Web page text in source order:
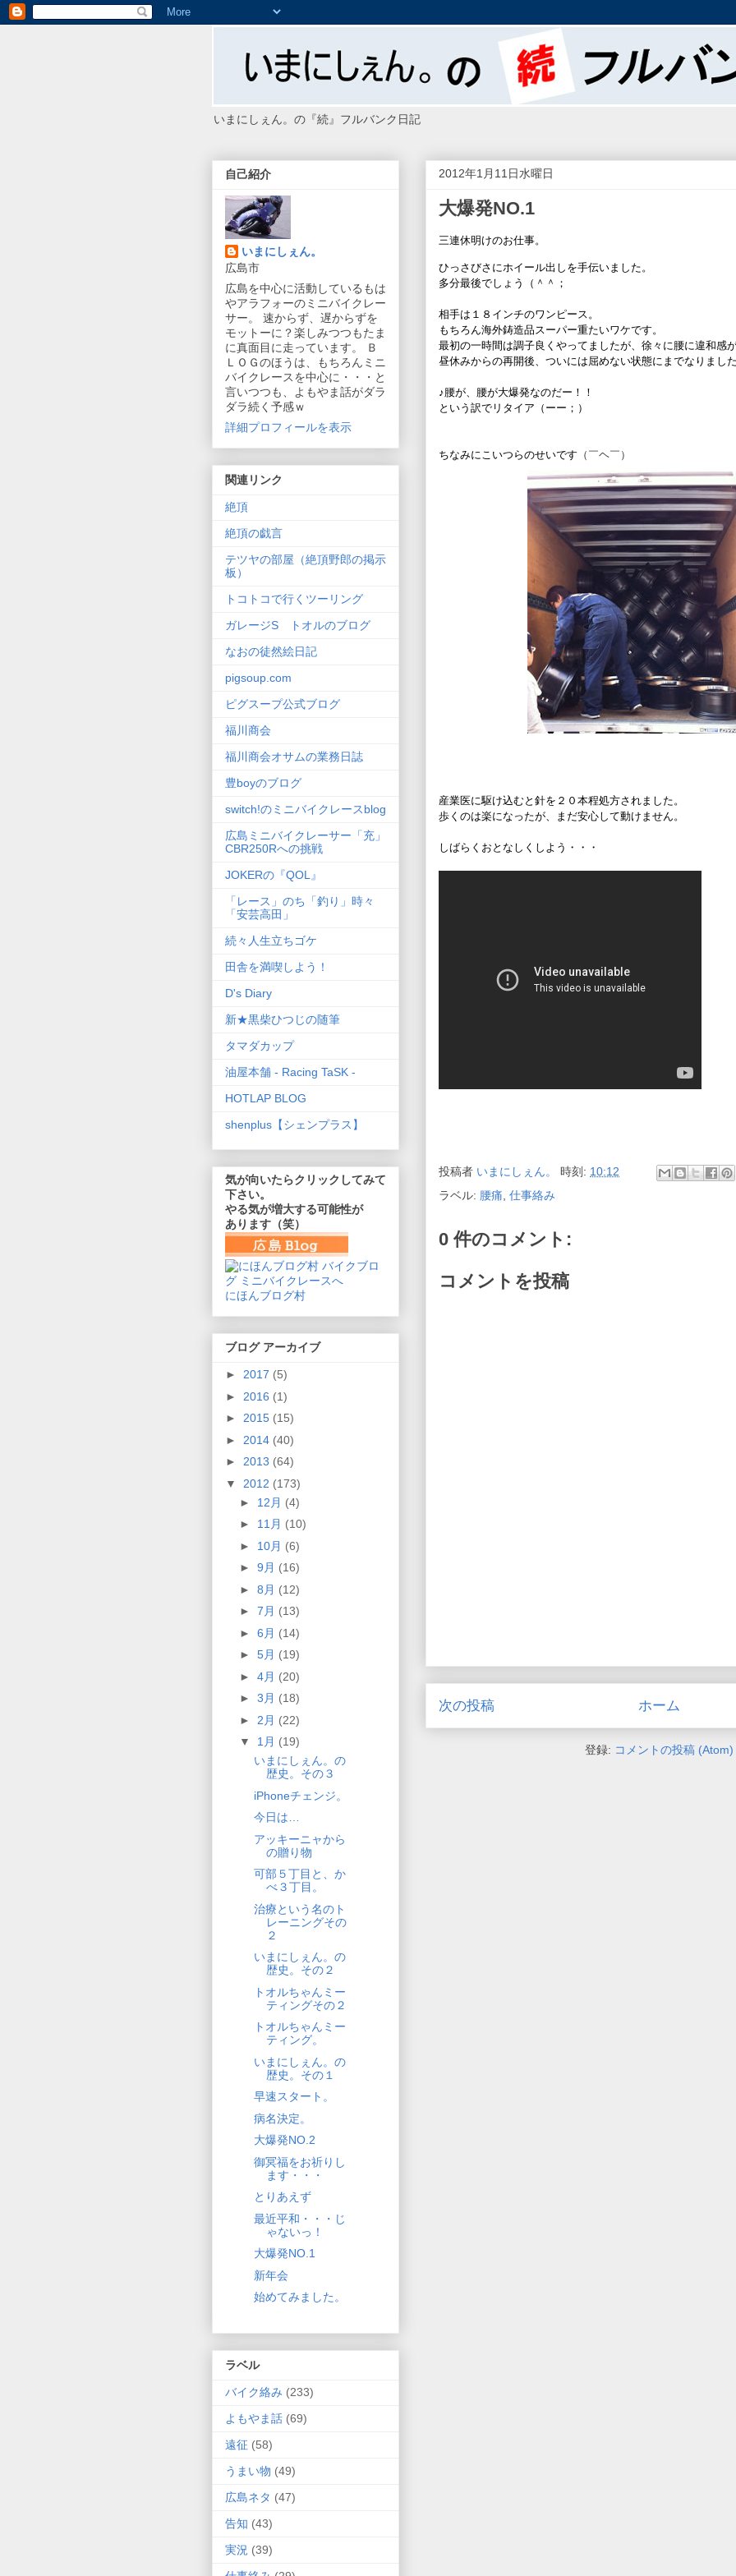
いまにしぇん。の『続』フルバンク日記
2012年1月11日水曜日
大爆発NO.1
三連休明けのお仕事。
ひっさびさにホイール出しを手伝いました。
多分最後でしょう（＾＾；
相手は１８インチのワンピース。
もちろん海外鋳造品スーパー重たいワケです。
最初の一時間は調子良くやってましたが、徐々に腰に違和感
昼休みからの再開後、ついには屈めない状態にまでなりまし
♪腰が、腰が大爆発なのだー！！
という訳でリタイア（ーー；）
ちなみにこいつらのせいです （￣ヘ￣）
産業医に駆け込むと針を２０本程処方されました。
歩くのは楽になったが、まだ安心して動けません。
しばらくおとなしくしよう・・・
投稿者 いまにしぇん。 時刻: 10:12
ラベル: 腰痛 仕事絡み
0 件のコメント:
コメントを投稿
次の投稿 ホーム
登録: コメントの投稿 (Atom)
自己紹介
いまにしぇん。
広島市
広島を中心に活動しているもは
やアラフォーのミニバイクレー
サー。 速からず、遅からずを
モットーに？楽しみつつもたま
に真面目に走っています。 Ｂ
ＬＯＧのほうは、もちろんミニ
バイクレースを中心に・・・と
言いつつも、よもやま話がダラ
ダラ続く予感ｗ
詳細プロフィールを表示
関連リンク
絶頂
絶頂の戯言
テツヤの部屋（絶頂野郎の掲示
板）
トコトコで行くツーリング
ガレージS トオルのブログ
なおの徒然絵日記
pigsoup.com
ピグスープ公式ブログ
福川商会
福川商会オサムの業務日誌
豊boyのブログ
switch!のミニバイクレースblog
広島ミニバイクレーサー「充」
CBR250Rへの挑戦
JOKERの『QOL』
「レース」のち「釣り」時々
「安芸高田」
続々人生立ちゴケ
田舎を満喫しよう！
D's Diary
新★黒柴ひつじの随筆
タマダカップ
油屋本舗 - Racing TaSK -
HOTLAP BLOG
shenplus【シェンプラス】
気が向いたらクリックしてみて
下さい。
やる気が増大する可能性が
あります（笑）
にほんブログ村
ブログ アーカイブ
► 2017 (5)
► 2016 (1)
► 2015 (15)
► 2014 (40)
► 2013 (64)
▼ 2012 (173)
► 12月 (4)
► 11月 (10)
► 10月 (6)
► 9月 (16)
► 8月 (12)
► 7月 (13)
► 6月 (14)
► 5月 (19)
► 4月 (20)
► 3月 (18)
► 2月 (22)
▼ 1月 (19)
いまにしぇん。の
歴史。その３
iPhoneチェンジ。
今日は…
アッキーニャから
の贈り物
可部５丁目と、か
べ３丁目。
治療という名のト
レーニングその
２
いまにしぇん。の
歴史。その２
トオルちゃんミー
ティングその２
トオルちゃんミー
ティング。
いまにしぇん。の
歴史。その１
早速スタート。
病名決定。
大爆発NO.2
御冥福をお祈りし
ます・・・
とりあえず
最近平和・・・じ
ゃないっ！
大爆発NO.1
新年会
始めてみました。
ラベル
バイク絡み (233)
よもやま話 (69)
遠征 (58)
うまい物 (49)
広島ネタ (47)
告知 (43)
実況 (39)